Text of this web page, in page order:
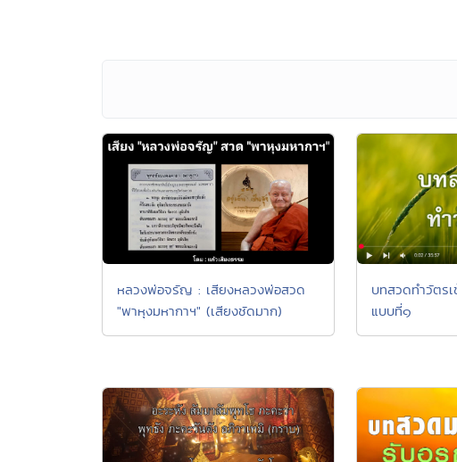
หลวงพ่อจรัญ : เสียงหลวงพ่อสวด
"พาหุงมหากาฯ" (เสียงชัดมาก)
บทสวดทำวัตร
แบบที่๑